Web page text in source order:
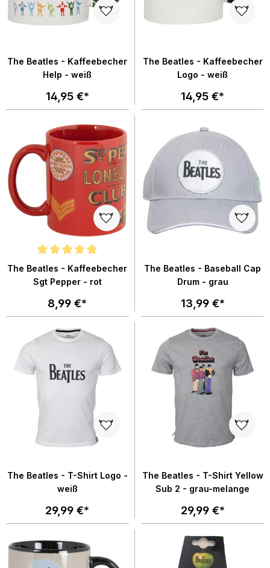
The Beatles - Kaffeebecher
Help - weiß
14,95 €*
The Beatles - Kaffeebecher
Logo - weiß
14,95 €*
Durchschnittliche Bewertung von 5 von 5 Sternen
The Beatles - Kaffeebecher
Sgt Pepper - rot
8,99 €*
The Beatles - Baseball Cap
Drum - grau
13,99 €*
The Beatles - T-Shirt Logo -
weiß
29,99 €*
The Beatles - T-Shirt Yellow
Sub 2 - grau-melange
29,99 €*